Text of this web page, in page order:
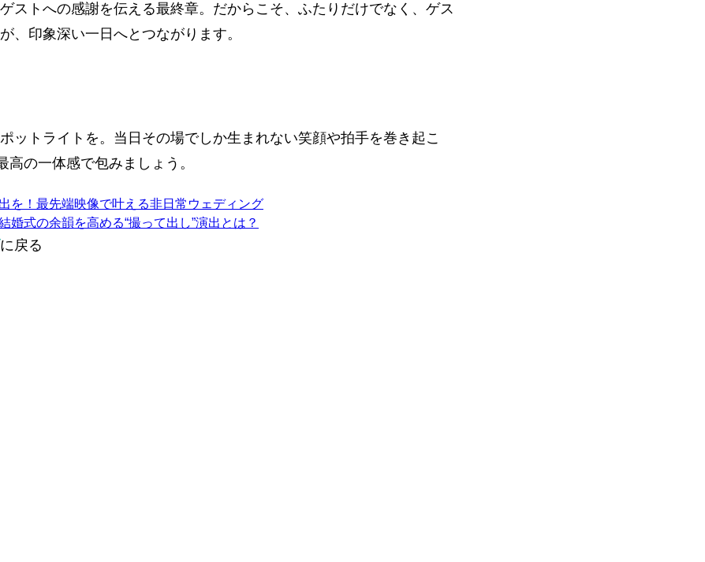
ストへの感謝を伝える最終章。だからこそ、ふたりだけでなく、ゲス
、印象深い一日へとつながります。
ットライトを。当日その場でしか生まれない笑顔や拍手を巻き起こ
の一体感で包みましょう。
を！最先端映像で叶える非日常ウェディング
式の余韻を高める“撮って出し”演出とは？
に戻る